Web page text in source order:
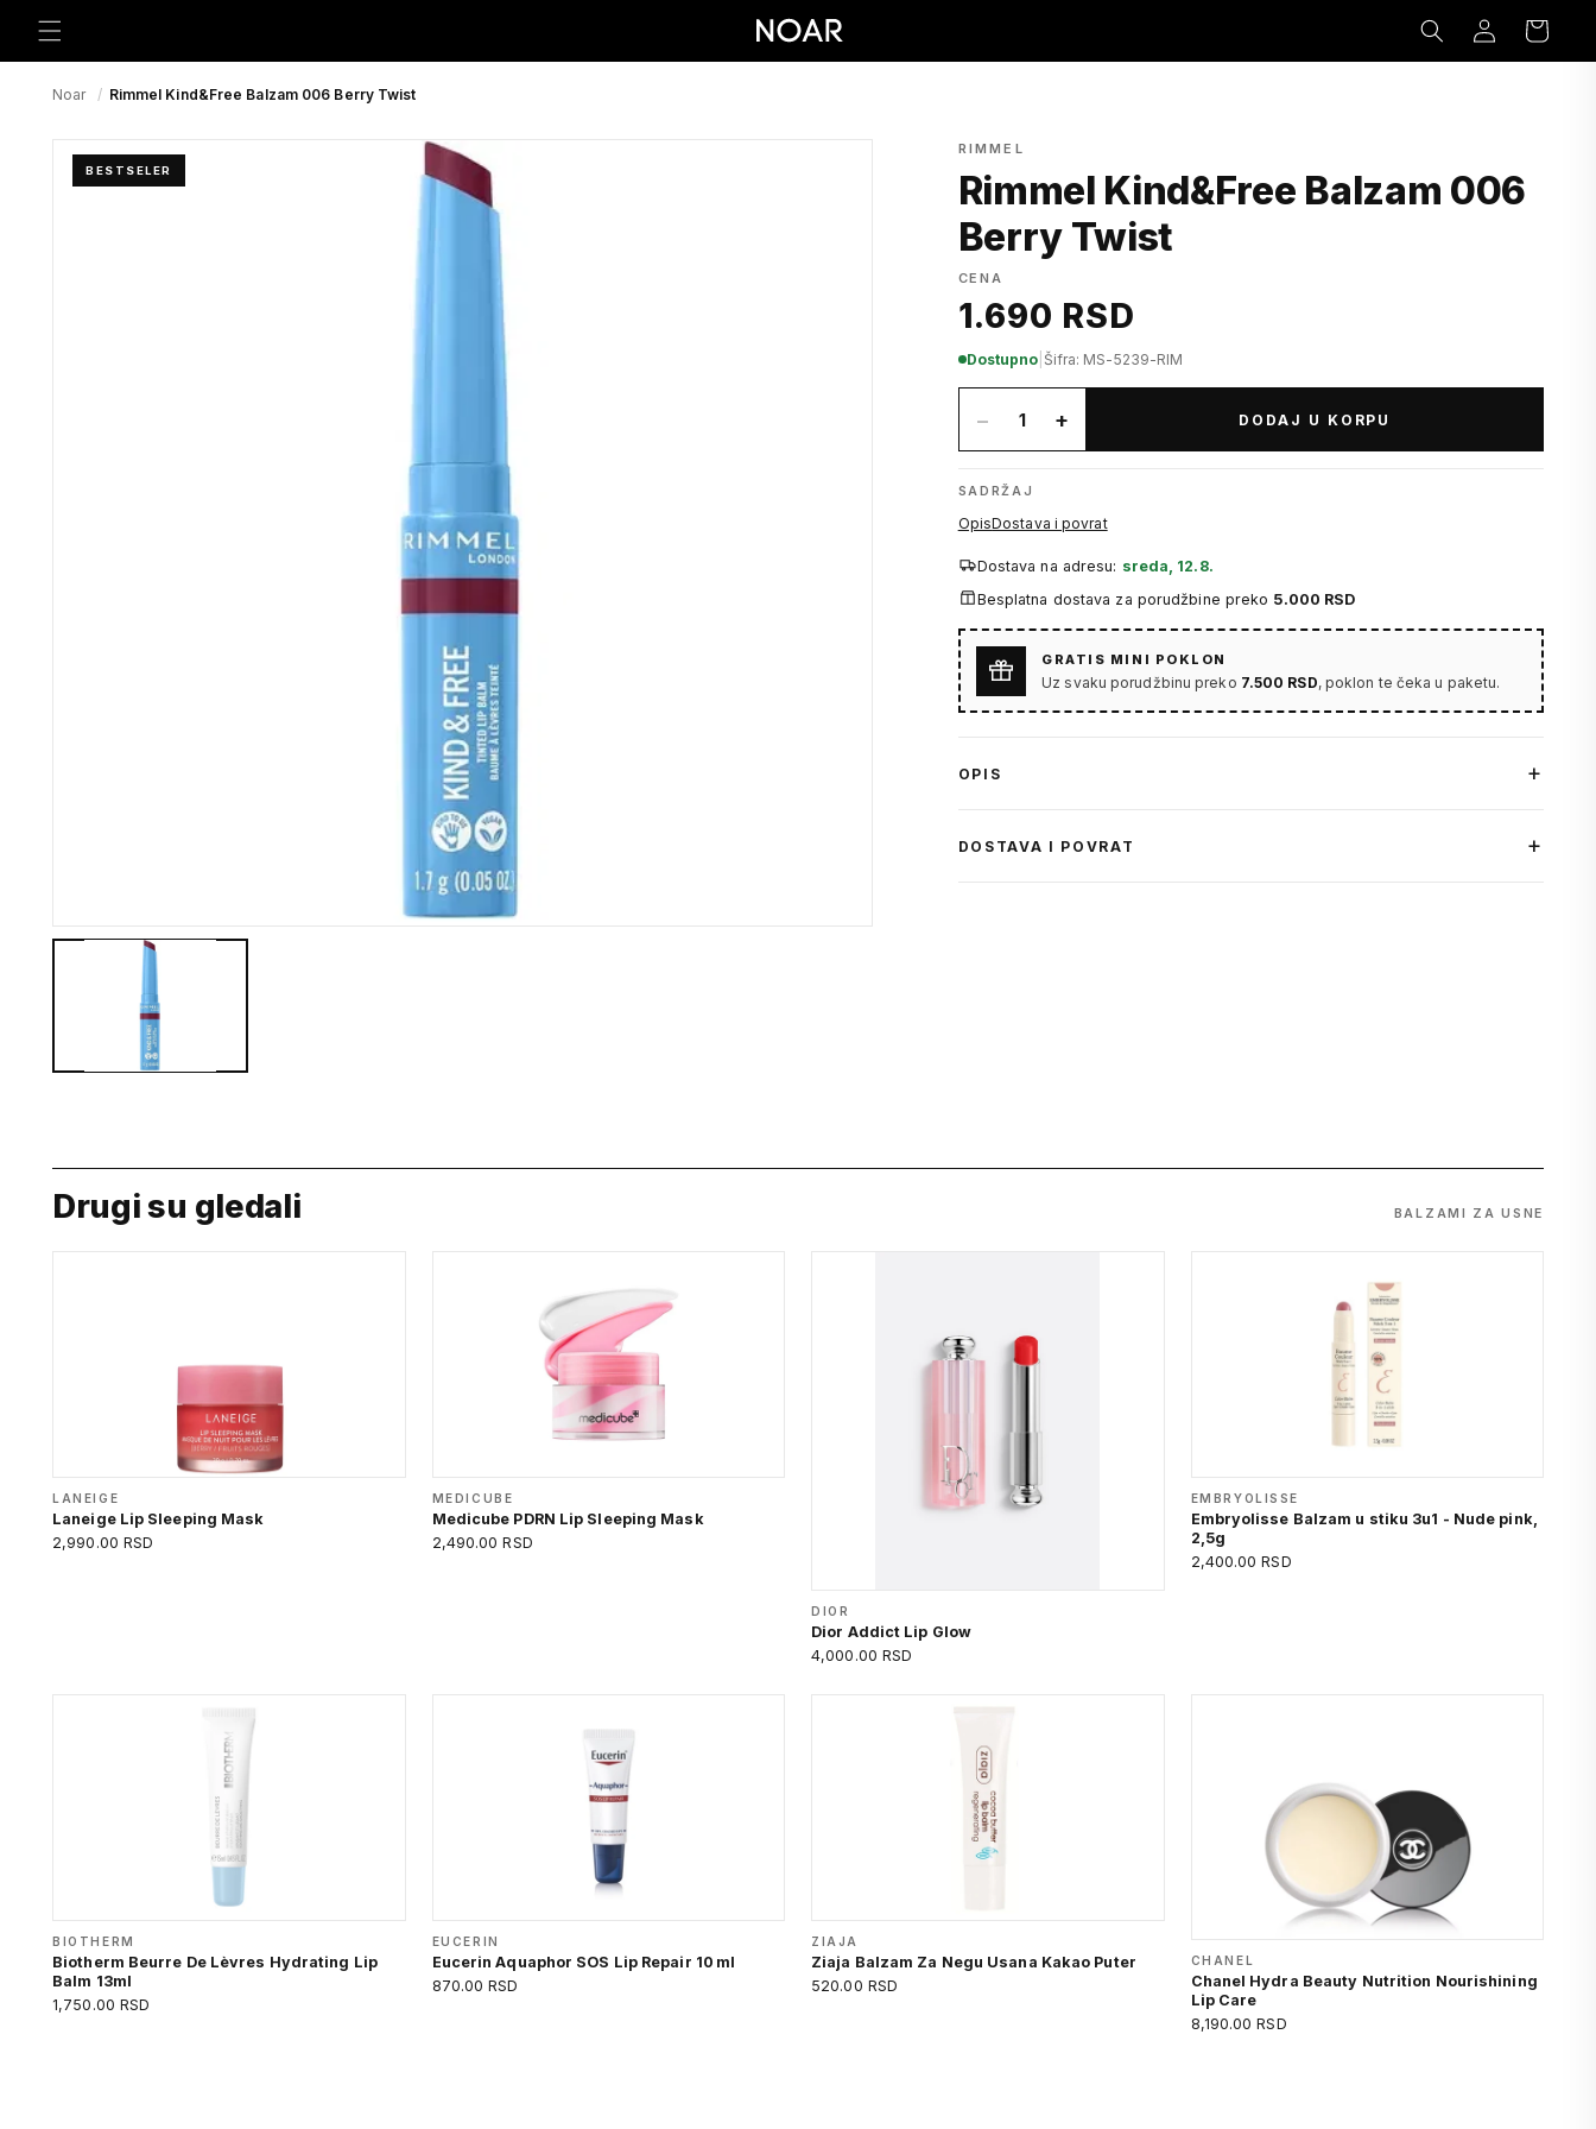
na
sadržaj
Prijavi
se
Korpa
Noar / Rimmel Kind&Free Balzam 006 Berry Twist
BESTSELER
RIMMEL
Rimmel Kind&Free Balzam 006
Berry Twist
CENA
1.690 RSD
Dostupno Šifra: MS-5239-RIM
− 1 + DODAJ U KORPU
SADRŽAJ
OpisDostava i povrat
Dostava na adresu: sreda, 12.8.
Besplatna dostava za porudžbine preko 5.000 RSD
GRATIS MINI POKLON
Uz svaku porudžbinu preko 7.500 RSD, poklon te čeka u paketu.
OPIS
DOSTAVA I POVRAT
Drugi su gledali BALZAMI ZA USNE
LANEIGE
Laneige Lip Sleeping Mask
2,990.00 RSD
MEDICUBE
Medicube PDRN Lip Sleeping Mask
2,490.00 RSD
DIOR
Dior Addict Lip Glow
4,000.00 RSD
EMBRYOLISSE
Embryolisse Balzam u stiku 3u1 - Nude pink,
2,5g
2,400.00 RSD
BIOTHERM
Biotherm Beurre De Lèvres Hydrating Lip
Balm 13ml
1,750.00 RSD
EUCERIN
Eucerin Aquaphor SOS Lip Repair 10 ml
870.00 RSD
ZIAJA
Ziaja Balzam Za Negu Usana Kakao Puter
520.00 RSD
CHANEL
Chanel Hydra Beauty Nutrition Nourishining
Lip Care
8,190.00 RSD